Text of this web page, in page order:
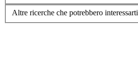
Altre ricerche che potrebbero interessarti